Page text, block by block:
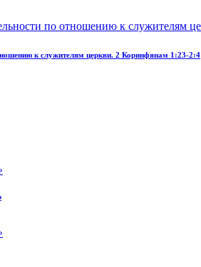
к служителям церкви. 2 Коринфянам 1:23-2:4